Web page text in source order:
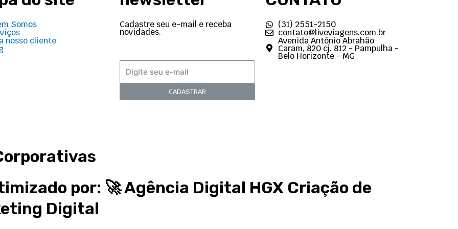
Somos
nosso cliente
Cadastre seu e-mail e receba
novidades.
CADASTRAR
(31) 2551-2150
contato@liveviagens.com.br
Avenida Antônio Abrahão
Caram, 820 cj. 812 - Pampulha -
Belo Horizonte - MG
por: 🚀Agência Digital HGX Criação de
Digital